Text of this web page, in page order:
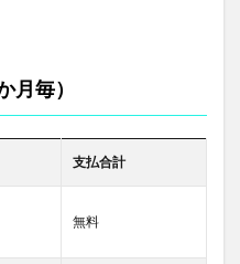
月毎）
支払合計
無料